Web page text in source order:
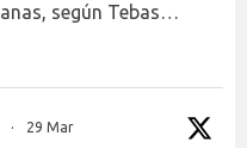
según Tebas…
· 29 Mar